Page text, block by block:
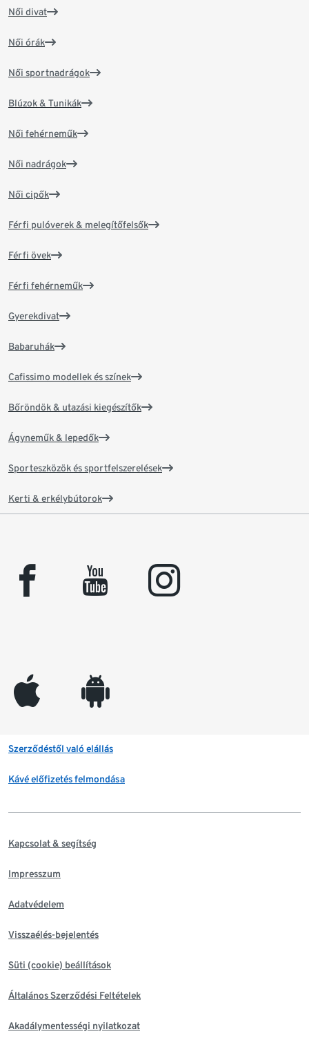
Női divat
Női órák
Női sportnadrágok
Blúzok & Tunikák
Női fehérneműk
Női nadrágok
Női cipők
Férfi pulóverek & melegítőfelsők
Férfi övek
Férfi fehérneműk
Gyerekdivat
Babaruhák
Cafissimo modellek és színek
Bőröndök & utazási kiegészítők
Ágyneműk & lepedők
Sporteszközök és sportfelszerelések
Kerti & erkélybútorok
facebook youtube instagram
appleinc android
Szerződéstől való elállás
Kávé előfizetés felmondása
Kapcsolat & segítség
Impresszum
Adatvédelem
Visszaélés-bejelentés
Süti (cookie) beállítások
Általános Szerződési Feltételek
Akadálymentességi nyilatkozat